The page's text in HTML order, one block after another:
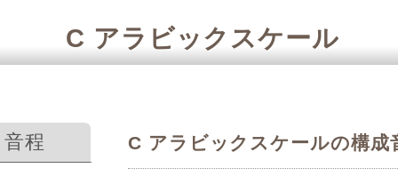
C アラビックスケール
音程 C アラビックスケールの構成